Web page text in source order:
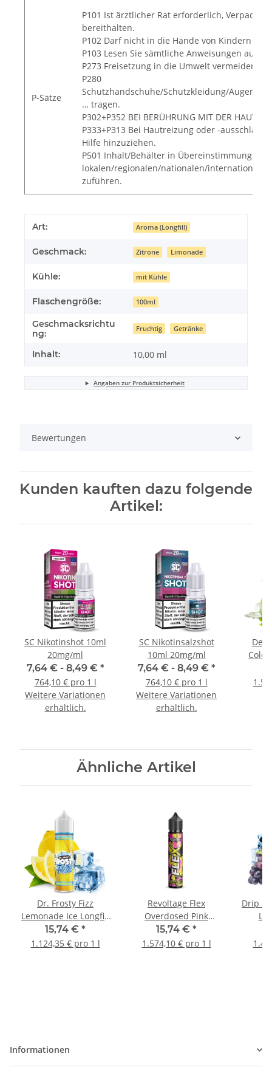
P-Sätze
P101 Ist ärztlicher Rat erforderlich,
bereithalten.
P102 Darf nicht in die Hände von Kindern
P103 Lesen Sie sämtliche Anweisungen
P273 Freisetzung in die Umwelt vermeiden.
P280
Schutzhandschuhe/Schutzkleidung/
… tragen.
P302+P352 BEI BERÜHRUNG MIT DER HAUT:
P333+P313 Bei Hautreizung oder -
Hilfe hinzuziehen.
P501 Inhalt/Behälter in Übereinstimmung mit
lokalen/regionalen/nationalen/
zuführen.
Art: Aroma (Longfill)
Geschmack: Zitrone Limonade
Kühle: mit Kühle
Flaschengröße: 100ml
Geschmacksrichtu
ng:
Fruchtig Getränke
Inhalt: 10,00 ml
Angaben zur Produktsicherheit
Bewertungen
Kunden kauften dazu folgende
Artikel:
SC Nikotinshot 10ml
20mg/ml
7,64 € - 8,49 € *
764,10 € pro 1 l
Weitere Variationen
erhältlich.
SC Nikotinsalzshot
10ml 20mg/ml
7,64 € - 8,49 € *
764,10 € pro 1 l
Weitere Variationen
erhältlich.
Cold
Ähnliche Artikel
Dr. Frosty Fizz
Lemonade Ice Longfill
Aroma
15,74 € *
1.124,35 € pro 1 l
Revoltage Flex
Overdosed Pink
Lemonade Longfill
Aroma
15,74 € *
1.574,10 € pro 1 l
Drip
Informationen